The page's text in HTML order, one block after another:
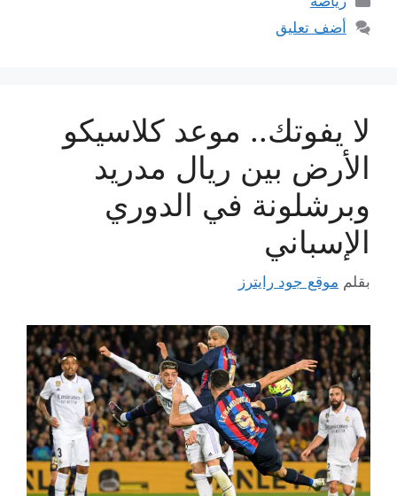
أضف تعليق
لا يفوتك.. موعد كلاسيكو
الأرض بين ريال مدريد
وبرشلونة في الدوري
الإسباني
بقلم موقع جود رايترز